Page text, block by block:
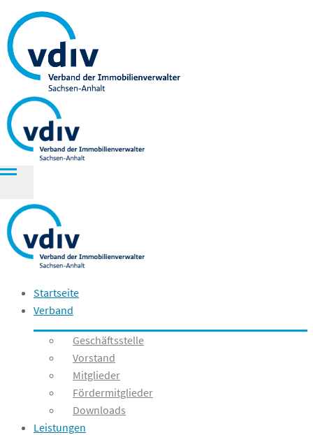
Startseite
Verband
Geschäftsstelle
Vorstand
Mitglieder
Fördermitglieder
Downloads
Leistungen